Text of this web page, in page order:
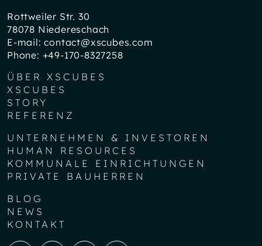
Rottweiler Str. 30
78078 Niedereschach
E-mail:contact@xscubes.com
Phone: +49-170-8327258
ÜBER XSCUBES
XSCUBES
STORY
REFERENZ
UNTERNEHMEN & INVESTOREN
HUMAN RESOURCES
KOMMUNALE EINRICHTUNGEN
PRIVATE BAUHERREN
BLOG
NEWS
KONTAKT